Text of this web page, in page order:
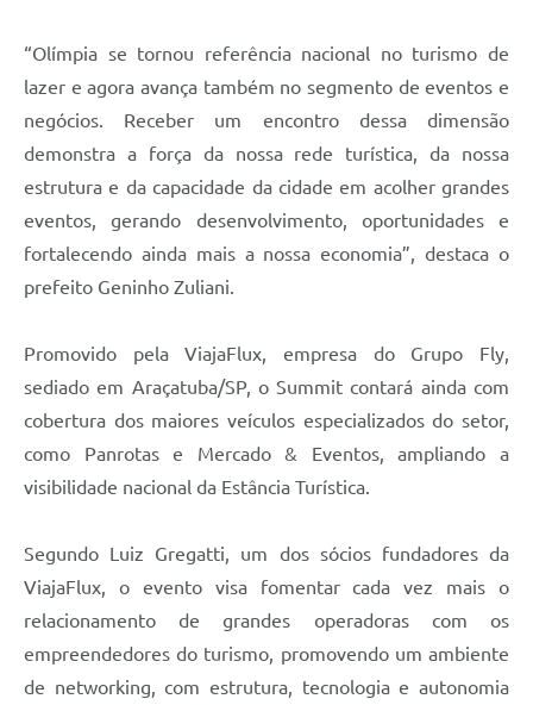
“Olímpia se tornou referência nacional no turismo de
lazer e agora avança também no segmento de eventos e
negócios. Receber um encontro dessa dimensão
demonstra a força da nossa rede turística, da nossa
estrutura e da capacidade da cidade em acolher grandes
eventos, gerando desenvolvimento, oportunidades e
fortalecendo ainda mais a nossa economia”, destaca o
prefeito Geninho Zuliani.
Promovido pela ViajaFlux, empresa do Grupo Fly,
sediado em Araçatuba/SP, o Summit contará ainda com
cobertura dos maiores veículos especializados do setor,
como Panrotas e Mercado & Eventos, ampliando a
visibilidade nacional da Estância Turística.
Segundo Luiz Gregatti, um dos sócios fundadores da
ViajaFlux, o evento visa fomentar cada vez mais o
relacionamento de grandes operadoras com os
empreendedores do turismo, promovendo um ambiente
de networking, com estrutura, tecnologia e autonomia